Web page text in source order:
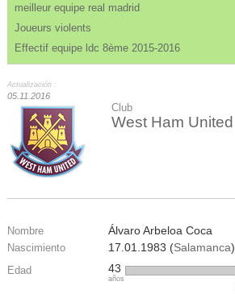
meilleur equipe real madrid
Joueurs violents
Effectif equipe ldc 8ème 2015-2016
Actualización :
05.11.2016
Club
West Ham United
Nombre Álvaro Arbeloa Coca
Nascimiento 17.01.1983 (Salamanca)
Edad 43
años